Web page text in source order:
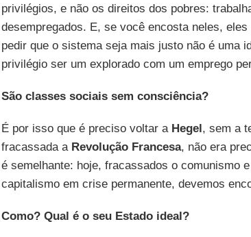
privilégios, e não os direitos dos pobres:
desempregados. E, se você encosta neles,
pedir que o sistema seja mais justo não é uma
privilégio ser um explorado com um emprego
São classes sociais sem consciência?
É por isso que é preciso voltar a Hegel, sem a
fracassada a Revolução Francesa, não era
é semelhante: hoje, fracassados o comunismo
capitalismo em crise permanente, devemos
Como? Qual é o seu Estado ideal?